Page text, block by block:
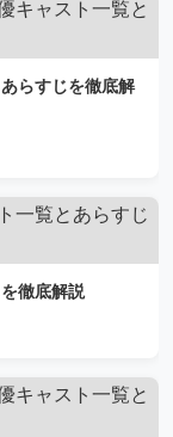
らすじを徹底解
徹底解説